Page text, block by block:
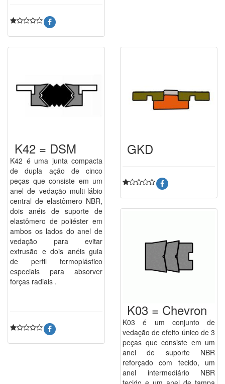
K42 = DSM
K42 é uma junta compacta
de dupla ação de cinco
peças que consiste em um
anel de vedação multi-lábio
central de elastômero NBR,
dois anéis de suporte de
elastômero de poliéster em
ambos os lados do anel de
vedação para evitar
extrusão e dois anéis guia
de perfil termoplástico
especiais para absorver
forças radiais .
GKD
K03 = Chevron
K03 é um conjunto de
vedação de efeito único de 3
peças que consiste em um
anel de suporte NBR
reforçado com tecido, um
anel intermediário NBR